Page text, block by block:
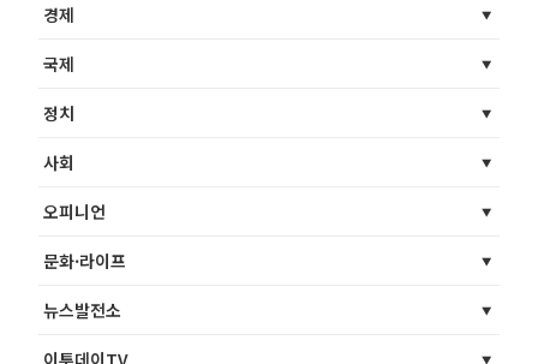
경제
국제
정치
사회
오피니언
문화·라이프
뉴스발전소
이투데이TV